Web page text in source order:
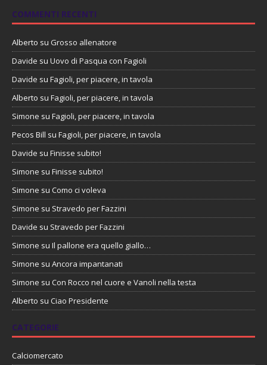
COMMENTI RECENTI
Alberto su Grosso allenatore
Davide su Uovo di Pasqua con Fagioli
Davide su Fagioli, per piacere, in tavola
Alberto su Fagioli, per piacere, in tavola
Simone su Fagioli, per piacere, in tavola
Pecos Bill su Fagioli, per piacere, in tavola
Davide su Finisse subito!
Simone su Finisse subito!
Simone su Como ci voleva
Simone su Stravedo per Fazzini
Davide su Stravedo per Fazzini
Simone su Il pallone era quello giallo…
Simone su Ancora impantanati
Simone su Con Rocco nel cuore e Vanoli nella testa
Alberto su Ciao Presidente
CATEGORIE
Calciomercato